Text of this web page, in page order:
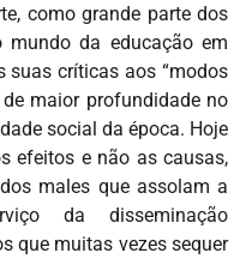
como grande parte dos
mundo da educação em
suas críticas aos “modos
maior profundidade no
social da época. Hoje
efeitos e não as causas,
males que assolam a
da disseminação
que muitas vezes sequer